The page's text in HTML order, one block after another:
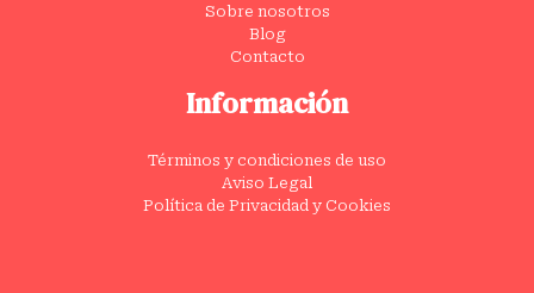
Sobre nosotros
Blog
Contacto
Información
Términos y condiciones de uso
Aviso Legal
Política de Privacidad y Cookies